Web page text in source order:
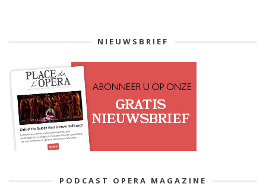
NIEUWSBRIEF
PODCAST OPERA MAGAZINE